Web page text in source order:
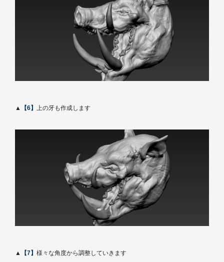
▲ 【6】 上の牙も作成します
▲ 【7】 様々な角度から調整していきます